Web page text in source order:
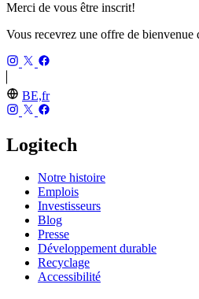
Merci de vous être inscrit!
Vous recevrez une offre de bienvenue
BE,fr
Logitech
Notre histoire
Emplois
Investisseurs
Blog
Presse
Développement durable
Recyclage
Accessibilité